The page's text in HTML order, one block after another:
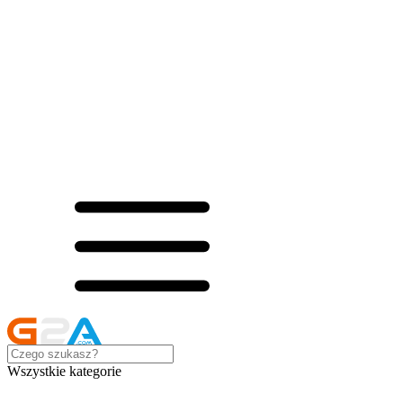
Wszystkie kategorie